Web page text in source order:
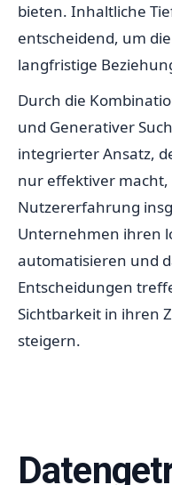
bieten. Inhaltliche
entscheidend, um
langfristige
Durch die
und Generativer
integrierter Ansatz,
nur effektiver macht,
Nutzererfahrung
Unternehmen ihren
automatisieren und
Entscheidungen
Sichtbarkeit in ihren
steigern.